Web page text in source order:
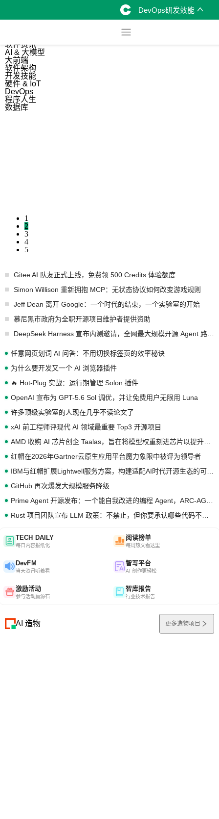
DevOps研发效能
软件资讯
AI & 大模型
大前端
软件架构
开发技能
硬件 & IoT
DevOps
程序人生
数据库
1
2
3
4
5
Gitee AI 队友正式上线，免费领 500 Credits 体验额度
Simon Willison 重新拥抱 MCP：无状态协议如何改变游戏规则
Jeff Dean 离开 Google：一个时代的结束，一个实验室的开始
慕尼黑市政府为全职开源项目维护者提供资助
任意网页划词 AI 问答：不用切换标签页的效率秘诀
为什么要开发又一个 AI 浏览器插件
🔥 Hot-Plug 实战：运行期管理 Solon 插件
OpenAI 宣布为 GPT-5.6 Sol 调优，并让免费用户无限用 Luna
许多顶级实验室的人现在几乎不读论文了
xAI 前工程师评现代 AI 领域最重要 Top3 开源项目
红帽在2026年Gartner云原生应用平台魔力象限中被评为领导者
GitHub 再次爆发大规模服务降级
TECH DAILY
每日内容报纸化
阅读榜单
每周热文看这里
DevFM
当天资讯听着看
智写平台
AI 创作更轻松
激励活动
参与活动赢源石
智库报告
行业技术报告
AI 造物 更多造物项目